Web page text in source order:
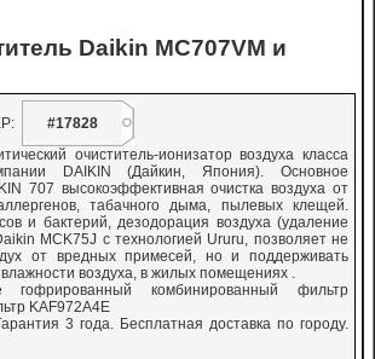
Daikin MC707VM и
#17828
очиститель-ионизатор воздуха класса
DAIKIN (Дайкин, Япония). Основное
707 высокоэффективная очистка воздуха от
табачного дыма, пылевых клещей.
и бактерий, дезодорация воздуха (удаление
MCK75J с технологией Ururu, позволяет не
от вредных примесей, но и поддерживать
воздуха, в жилых помещениях .
комбинированный фильтр
KAF972A4E
3 года. Бесплатная доставка по городу.